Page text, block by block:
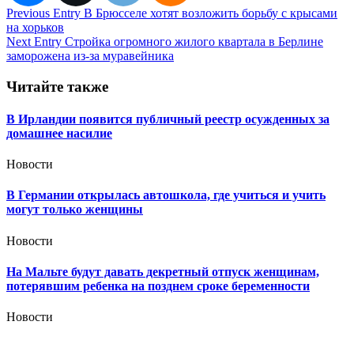
Навигация
по
записям
Previous Entry В Брюсселе хотят возложить борьбу с крысами
на хорьков
Next Entry Стройка огромного жилого квартала в Берлине
заморожена из-за муравейника
Читайте также
В Ирландии появится публичный реестр осужденных за
домашнее насилие
Новости
В Германии открылась автошкола, где учиться и учить
могут только женщины
Новости
На Мальте будут давать декретный отпуск женщинам,
потерявшим ребенка на позднем сроке беременности
Новости